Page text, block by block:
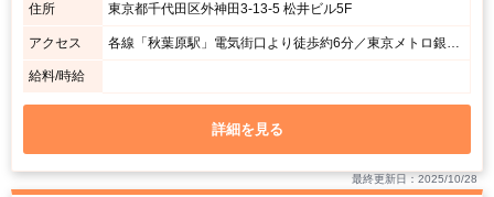
住所 東京都千代田区外神田3-13-5 松井ビル5F
アクセス 各線「秋葉原駅」電気街口より徒歩約6分／東京メトロ銀座線「末広町駅」3番出口より徒歩約3分
給料/時給
詳細を見る
最終更新日：2025/10/28